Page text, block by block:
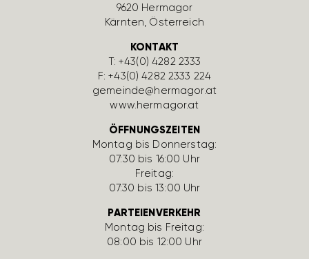
9620 Hermagor
Kärnten, Öster­reich
KONTAKT
T:+43(0) 4282 2333
F: +43(0) 4282 2333 224
gemeinde@hermagor.at
www.hermagor.at
ÖFFNUNGSZEITEN
Montag bis Donnerstag:
07:30 bis 16:00 Uhr
Freitag:
07:30 bis 13:00 Uhr
PARTEIENVERKEHR
Montag bis Freitag:
08:00 bis 12:00 Uhr